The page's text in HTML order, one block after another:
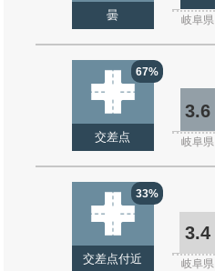
曇 岐阜県
67%
交差点
3.6
岐阜県
33%
交差点付近
3.4
岐阜県